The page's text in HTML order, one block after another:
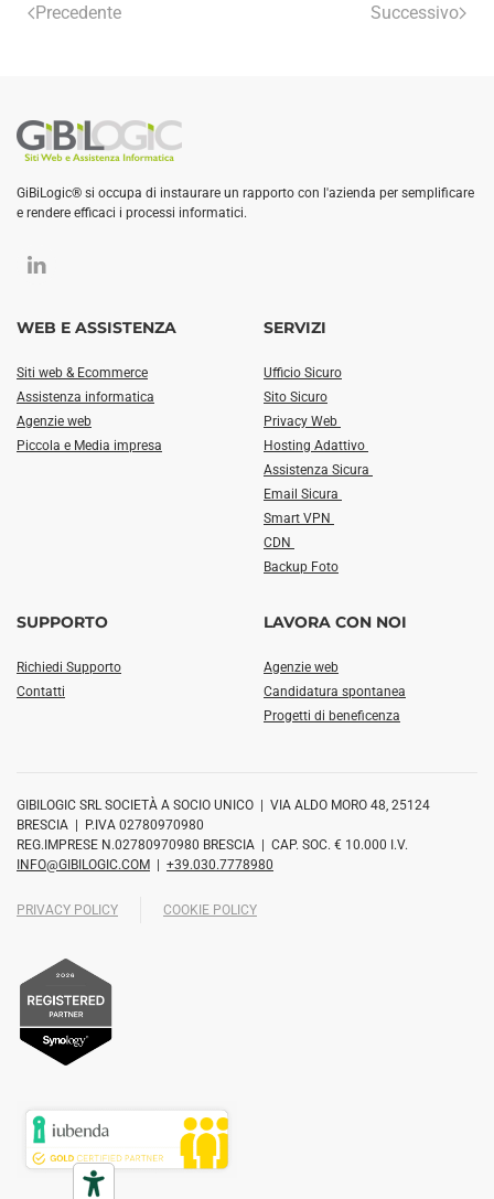
Precedente Successivo
GiBiLogic® si occupa di instaurare un rapporto con l'azienda per semplificare
e rendere efficaci i processi informatici.
WEB E ASSISTENZA
Siti web & Ecommerce
Assistenza informatica
Agenzie web
Piccola e Media impresa
SERVIZI
Ufficio Sicuro
Sito Sicuro
Privacy Web
Hosting Adattivo
Assistenza Sicura
Email Sicura
Smart VPN
CDN
Backup Foto
SUPPORTO
Richiedi Supporto
Contatti
LAVORA CON NOI
Agenzie web
Candidatura spontanea
Progetti di beneficenza
GIBILOGIC SRL SOCIETÀ A SOCIO UNICO | VIA ALDO MORO 48, 25124
BRESCIA | P.IVA 02780970980
REG.IMPRESE N.02780970980 BRESCIA | CAP. SOC. € 10.000 I.V.
INFO@GIBILOGIC.COM
+39.030.7778980
PRIVACY POLICY COOKIE POLICY